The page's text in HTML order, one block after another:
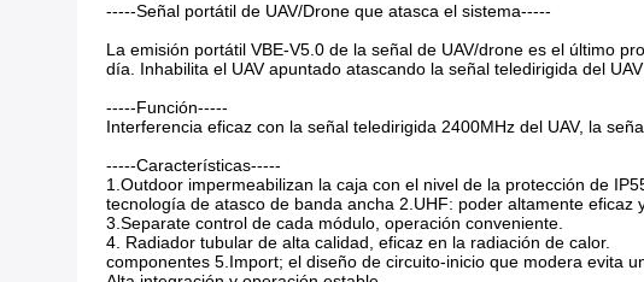
-----Señal portátil de UAV/Drone que atasca el sistema-----
La emisión portátil VBE-V5.0 de la señal de UAV/drone es el último
día. Inhabilita el UAV apuntado atascando la señal teledirigida del
-----Función-----
Interferencia eficaz con la señal teledirigida 2400MHz del UAV, la
-----Características-----
1.Outdoor impermeabilizan la caja con el nivel de la protección de
tecnología de atasco de banda ancha 2.UHF: poder altamente eficaz
3.Separate control de cada módulo, operación conveniente.
4. Radiador tubular de alta calidad, eficaz en la radiación de calor.
componentes 5.Import; el diseño de circuito-inicio que modera evita